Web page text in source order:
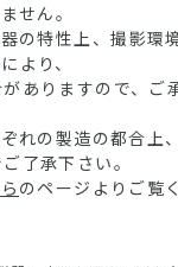
せん。
の特性上、撮影環
より、
ありますので、ご
れの製造の都合上
了承下さい。
のページよりご覧